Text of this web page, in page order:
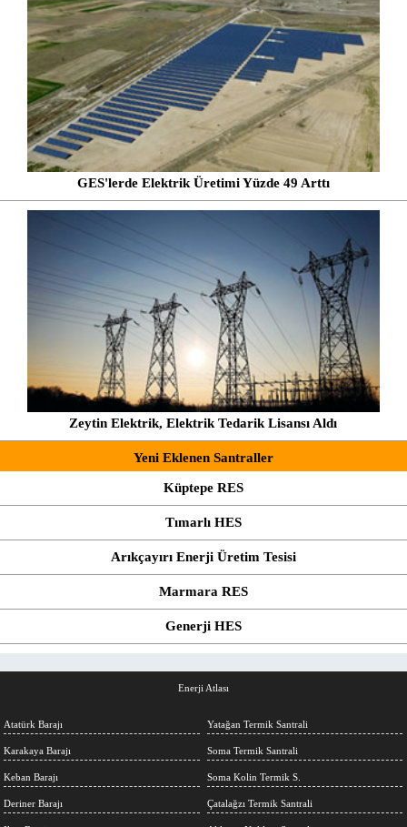
GES'lerde Elektrik Üretimi Yüzde 49 Arttı
Zeytin Elektrik, Elektrik Tedarik Lisansı Aldı
Yeni Eklenen Santraller
Küptepe RES
Tımarlı HES
Arıkçayırı Enerji Üretim Tesisi
Marmara RES
Generji HES
Enerji Atlası
Atatürk Barajı
Karakaya Barajı
Keban Barajı
Deriner Barajı
Yatağan Termik Santrali
Soma Termik Santrali
Soma Kolin Termik S.
Çatalağzı Termik Santrali